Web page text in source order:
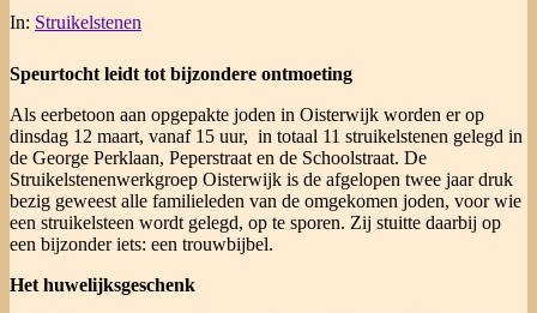
In: Struikelstenen
Speurtocht leidt tot bijzondere ontmoeting
Als eerbetoon aan opgepakte joden in Oisterwijk worden er op
dinsdag 12 maart, vanaf 15 uur, in totaal 11 struikelstenen gelegd in
de George Perklaan, Peperstraat en de Schoolstraat. De
Struikelstenenwerkgroep Oisterwijk is de afgelopen twee jaar druk
bezig geweest alle familieleden van de omgekomen joden, voor wie
een struikelsteen wordt gelegd, op te sporen. Zij stuitte daarbij op
een bijzonder iets: een trouwbijbel.
Het huwelijksgeschenk